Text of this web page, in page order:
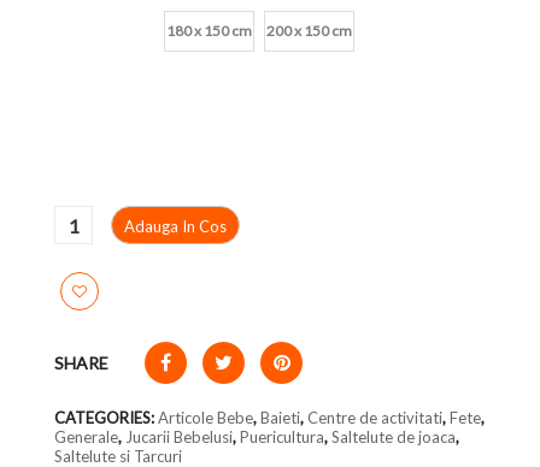
180 x 150 cm 200 x 150 cm
Adauga In Cos
SHARE
CATEGORIES:Articole Bebe,Baieti,Centre de activitati,Fete,
Generale, Jucarii Bebelusi,Puericultura,Saltelute de joaca,
Saltelute si Tarcuri